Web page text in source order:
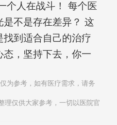
个人在战斗！ 每个医
是不是存在差异？ 这
找到适合自己的治疗
，坚持下去，你一
为参考，如有医疗需求，请务
理仅供大家参考，一切以医院官